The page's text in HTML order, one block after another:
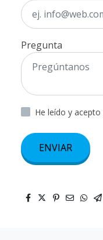
Pregunta
He leído y acepto
ENVIAR